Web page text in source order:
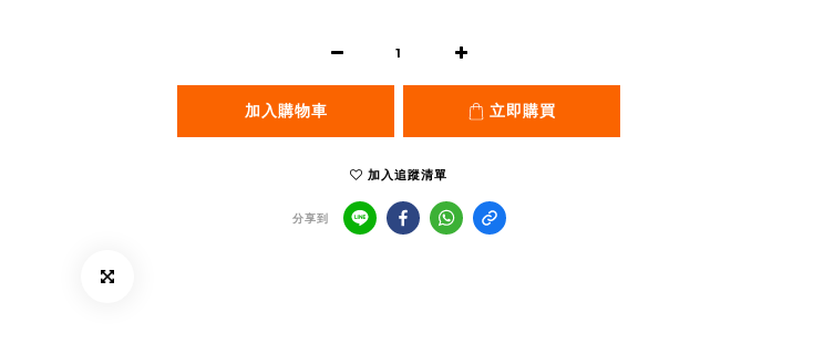
加入購物車 立即購買
加入追蹤清單
分享到